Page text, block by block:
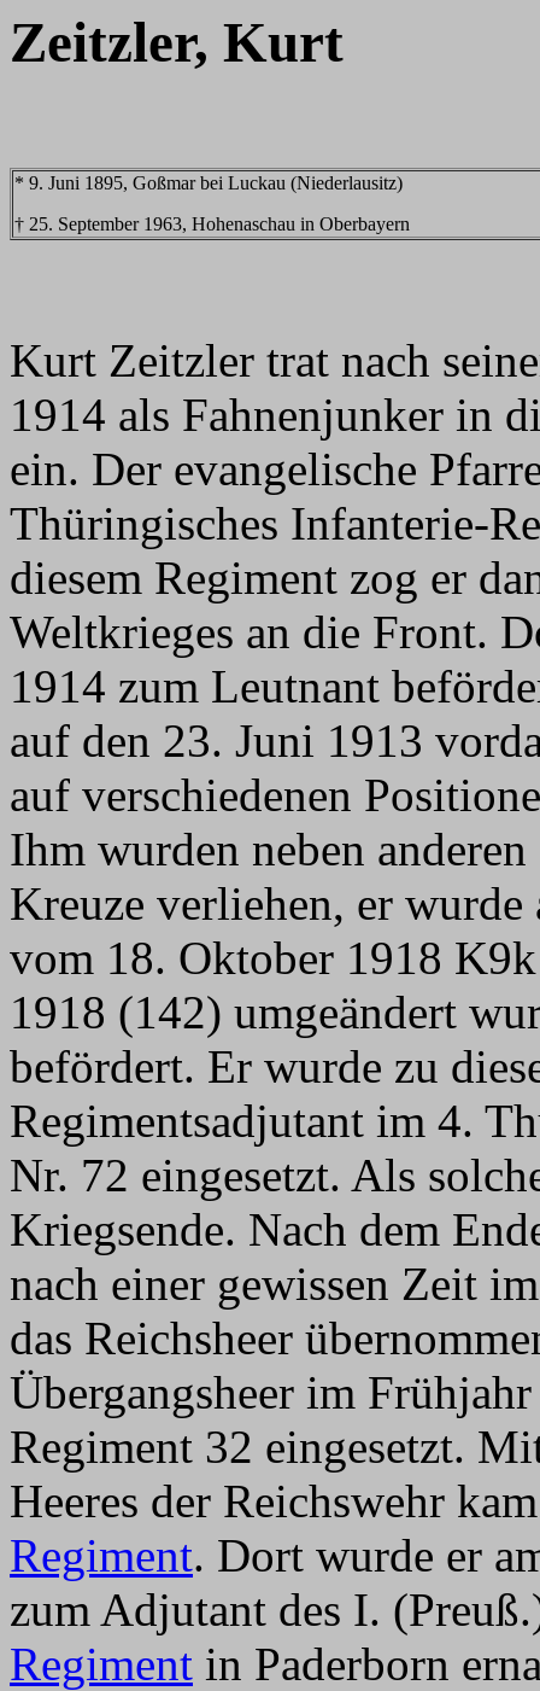
Zeitzler, Kurt
* 9. Juni 1895, Goßmar bei Luckau (Niederlausitz)
† 25. September 1963, Hohenaschau in Oberbayern
Kurt Zeitzler trat nach
1914 als Fahnenjunker in
ein. Der evangelische
Thüringisches Infanterie-
diesem Regiment zog er
Weltkrieges an die Front.
1914 zum Leutnant
auf den 23. Juni 1913
auf verschiedenen
Ihm wurden neben
Kreuze verliehen, er
vom 18. Oktober 1918
1918 (142) umgeändert
befördert. Er wurde zu
Regimentsadjutant im 4.
Nr. 72 eingesetzt. Als
Kriegsende. Nach dem
nach einer gewissen Zeit
das Reichsheer
Übergangsheer im
Regiment 32 eingesetzt.
Heeres der Reichswehr
Regiment. Dort wurde er
zum Adjutant des I.
Regiment in Paderborn